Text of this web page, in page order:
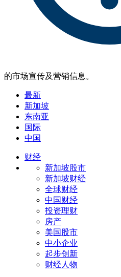
的市场宣传及营销信息。
最新
新加坡
东南亚
国际
中国
财经
新加坡股市
新加坡财经
全球财经
中国财经
投资理财
房产
美国股市
中小企业
起步创新
财经人物